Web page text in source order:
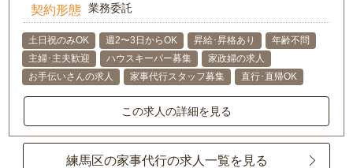
契約形態 業務委託
土日祝のみOK 週2〜3日からOK 昇給･昇格あり
年齢不問
主婦･主夫歓迎
ハウスキーパー募集
家政婦の求人
お手伝いさんの求人
家事代行スタッフ募集 直行･直帰OK
この求人の詳細を見る
練馬区の家事代行の求人一覧を見る